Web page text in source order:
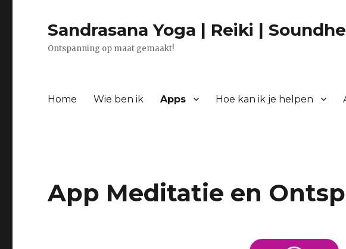
Sandrasana Yoga | Reiki |
Ontspanning op maat gemaakt!
Home Wie ben ik Apps Hoe kan ik je helpen
App Meditatie en